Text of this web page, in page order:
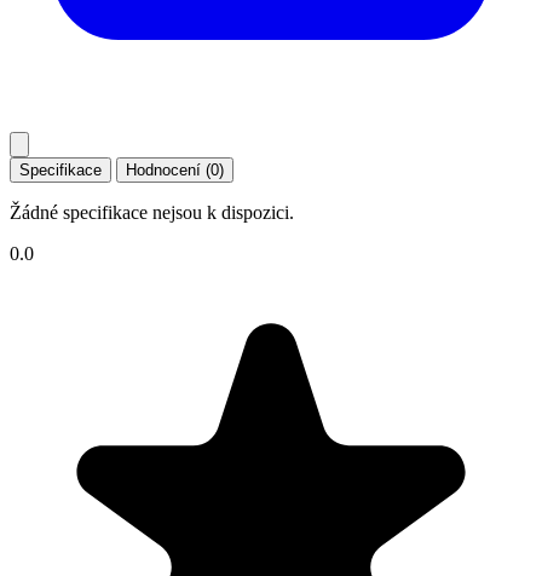
Specifikace Hodnocení (0)
Žádné specifikace nejsou k dispozici.
0.0